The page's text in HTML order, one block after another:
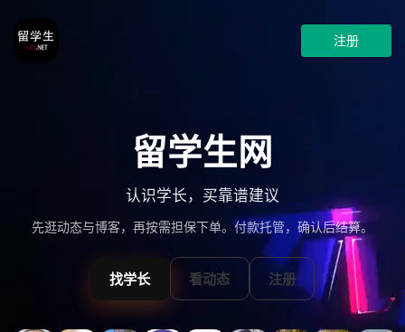
注册
留学生网
认识学长，买靠谱建议
先逛动态与博客，再按需担保下单。付款托管，确认后结算。
找学长 看动态 注册